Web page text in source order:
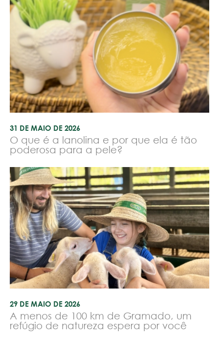
31 DE MAIO DE 2026
O que é a lanolina e por que ela é tão
poderosa para a pele?
29 DE MAIO DE 2026
A menos de 100 km de Gramado, um
refúgio de natureza espera por você